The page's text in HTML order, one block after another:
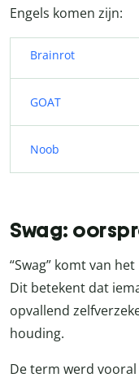
Engels komen zijn:
Brainrot
GOAT
Noob
Swag:
“Swag” komt van
Dit betekent dat
opvallend
houding.
De term werd